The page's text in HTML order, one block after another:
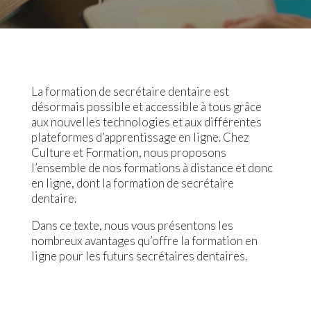
La formation de secrétaire dentaire est
désormais possible et accessible à tous grâce
aux nouvelles technologies et aux différentes
plateformes d’apprentissage en ligne. Chez
Culture et Formation, nous proposons
l’ensemble de nos formations à distance et donc
en ligne, dont la formation de secrétaire
dentaire.
Dans ce texte, nous vous présentons les
nombreux avantages qu’offre la formation en
ligne pour les futurs secrétaires dentaires.